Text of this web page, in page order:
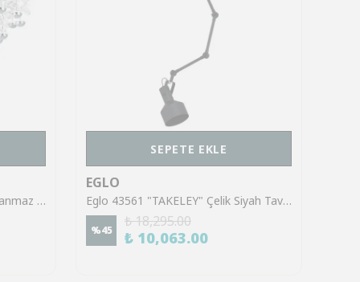
Eglo 39246 "PIANOPOLI" Paslanmaz Çelik Krom Tavan Armatürü
SEPETE EKLE
EGLO
Eglo 43561 "TAKELEY" Çelik Siyah Tavan Armatürü
%45
₺ 18,295.00
₺ 10,063.00